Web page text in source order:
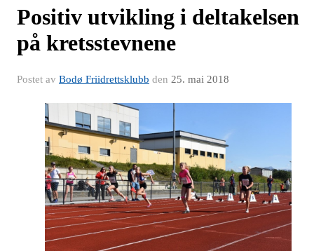
Positiv utvikling i deltakelsen
på kretsstevnene
Postet av Bodø Friidrettsklubb den 25. mai 2018